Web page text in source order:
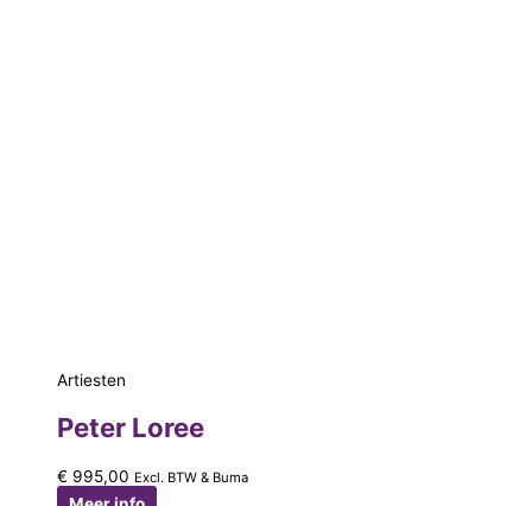
Artiesten
Peter Loree
€ 995,00 Excl. BTW & Buma